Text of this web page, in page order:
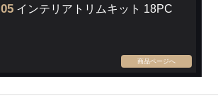
05 インテリアトリムキット 18PC
商品ページへ